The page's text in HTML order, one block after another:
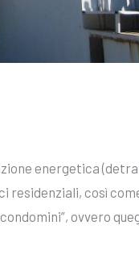
energetica
così
ovvero